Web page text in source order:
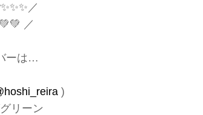
／
／
ーは…
)
リーン